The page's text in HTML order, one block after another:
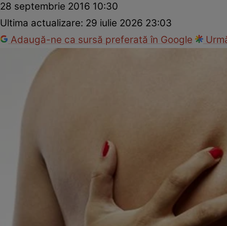
28 septembrie 2016 10:30
Ultima actualizare: 29 iulie 2026 23:03
Adaugă-ne ca sursă preferată în Google